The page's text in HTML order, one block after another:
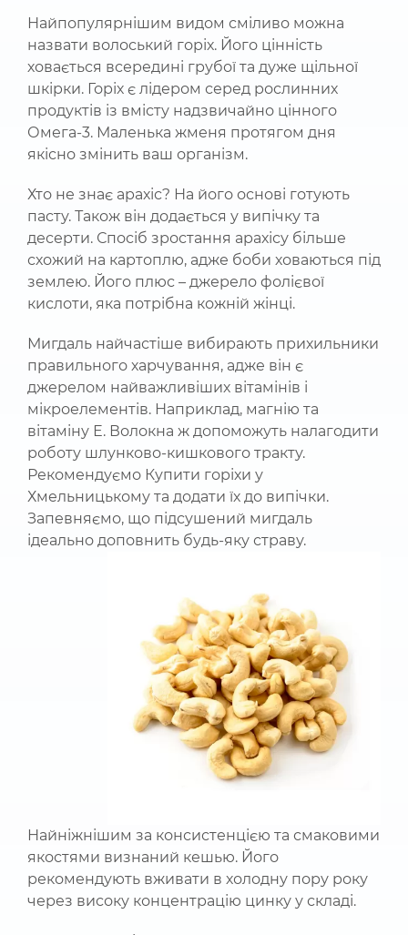
Найпопулярнішим видом сміливо можна
назвати волоський горіх. Його цінність
ховається всередині грубої та дуже щільної
шкірки. Горіх є лідером серед рослинних
продуктів із вмісту надзвичайно цінного
Омега-3. Маленька жменя протягом дня
якісно змінить ваш організм.
Хто не знає арахіс? На його основі готують
пасту. Також він додається у випічку та
десерти. Спосіб зростання арахісу більше
схожий на картоплю, адже боби ховаються під
землею. Його плюс – джерело фолієвої
кислоти, яка потрібна кожній жінці.
Мигдаль найчастіше вибирають прихильники
правильного харчування, адже він є
джерелом найважливіших вітамінів і
мікроелементів. Наприклад, магнію та
вітаміну Е. Волокна ж допоможуть налагодити
роботу шлунково-кишкового тракту.
Рекомендуємо Купити горіхи у
Хмельницькому та додати їх до випічки.
Запевняємо, що підсушений мигдаль
ідеально доповнить будь-яку страву.
Найніжнішим за консистенцією та смаковими
якостями визнаний кешью. Його
рекомендують вживати в холодну пору року
через високу концентрацію цинку у складі.